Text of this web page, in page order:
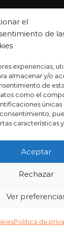
el
de
experiencias,
almacenar y/o
de
como el
únicas
características
Aceptar
Rechazar
Ver
Politica de
una compra
con la